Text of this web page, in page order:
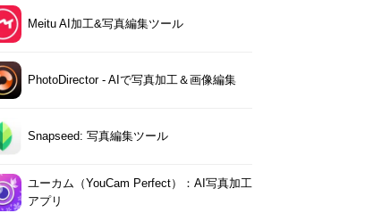
Meitu AI加工&写真編集ツール
PhotoDirector - AIで写真加工＆画像編集
Snapseed: 写真編集ツール
ユーカム（YouCam Perfect）：AI写真加工
アプリ